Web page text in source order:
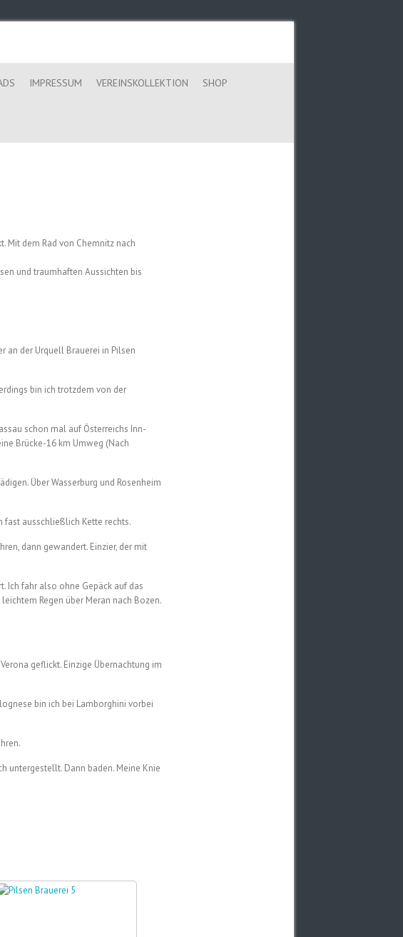
IMPRESSUM VEREINSKOLLEKTION SHOP
Mit dem Rad von Chemnitz nach
und traumhaften Aussichten bis
an der Urquell Brauerei in Pilsen
bin ich trotzdem von der
schon mal auf Österreichs Inn-
Brücke-16 km Umweg (Nach
Über Wasserburg und Rosenheim
fast ausschließlich Kette rechts.
dann gewandert. Einzier, der mit
Ich fahr also ohne Gepäck auf das
Regen über Meran nach Bozen.
geflickt. Einzige Übernachtung im
bin ich bei Lamborghini vorbei
untergestellt. Dann baden. Meine Knie